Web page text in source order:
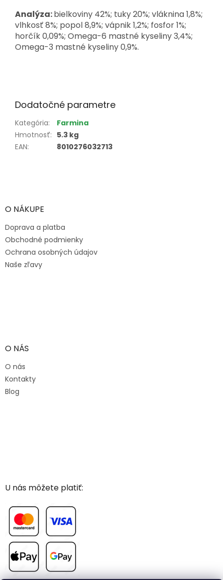
Analýza:bielkoviny 42%; tuky 20%; vláknina 1,8%;
vlhkosť 8%; popol 8,9%; vápnik 1,2%; fosfor 1%;
horčík 0,09%; Omega-6 mastné kyseliny 3,4%;
Omega-3 mastné kyseliny 0,9%.
Dodatočné parametre
Kategória:
Farmina
Hmotnosť: 5.3 kg
EAN: 8010276032713
ä
e
O NÁKUPE
Doprava a platba
Obchodné podmienky
Ochrana osobných údajov
Naše zľavy
O NÁS
O nás
Kontakty
Blog
U nás môžete platiť: